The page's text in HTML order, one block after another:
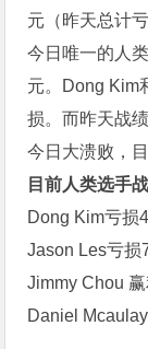
元（昨天总计
今日唯一的人
元。Dong Kim
损。而昨天战
今日大溃败，
目前人类选手
Dong Kim亏损
Jason Les亏损
Jimmy Chou
Daniel